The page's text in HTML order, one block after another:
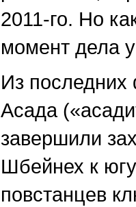
2011-го. Но
момент дела
Из
Асада
завершили
Шбейнех к
повстанцев